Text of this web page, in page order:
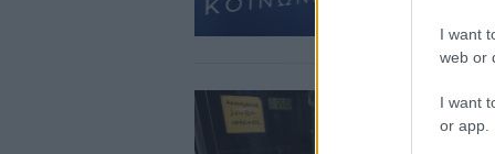
I want
web or
I want
or app.